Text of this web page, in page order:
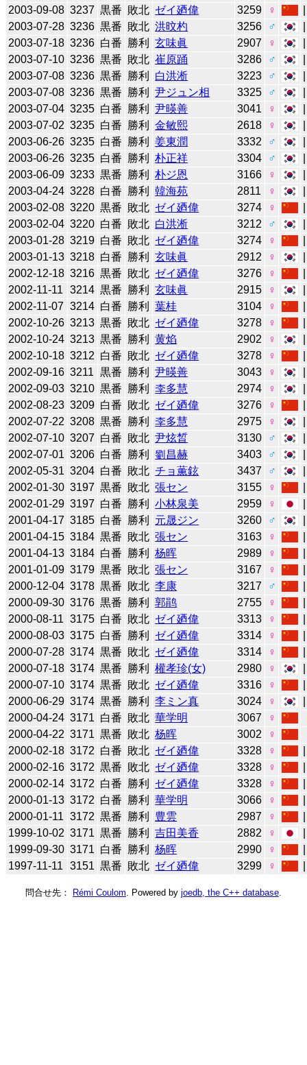
2003-09-08 3237 黒番 敗北 ゼイ廼偉 3259 ♀
2003-07-28 3236 黒番 敗北 洪旼杓 3256 ♂
2003-07-18 3236 白番 勝利 玄味眞 2907 ♀
2003-07-10 3236 黒番 敗北 崔原踊 3286 ♂
2003-07-08 3236 黒番 勝利 白洪淅 3223 ♂
2003-07-08 3236 黒番 勝利 尹ジュン相 3325 ♂
2003-07-04 3235 白番 勝利 尹暎善 3041 ♀
2003-07-02 3235 白番 勝利 金敏熙 2618 ♀
2003-06-26 3235 白番 勝利 姜東潤 3332 ♂
2003-06-26 3235 白番 勝利 朴正祥 3304 ♂
2003-06-09 3233 黒番 勝利 朴ジ恩 3166 ♀
2003-04-24 3228 白番 勝利 韓海苑 2811 ♀
2003-02-08 3220 黒番 敗北 ゼイ廼偉 3274 ♀
2003-02-04 3220 白番 敗北 白洪淅 3212 ♂
2003-01-28 3219 白番 敗北 ゼイ廼偉 3274 ♀
2003-01-13 3218 白番 勝利 玄味眞 2912 ♀
2002-12-18 3216 黒番 敗北 ゼイ廼偉 3276 ♀
2002-11-11
3214 黒番 勝利 玄味眞 2915 ♀
2002-11-07 3214 白番 勝利 葉桂 3104 ♀
2002-10-26 3213 黒番 敗北 ゼイ廼偉 3278 ♀
2002-10-24 3213 黒番 勝利 黄焰 2902 ♀
2002-10-18 3212 白番 敗北 ゼイ廼偉 3278 ♀
2002-09-16 3211 黒番 勝利 尹暎善 3043 ♀
2002-09-03 3210 黒番 勝利 李多慧 2974 ♀
2002-08-23 3209 白番 敗北 ゼイ廼偉 3276 ♀
2002-07-22 3208 黒番 勝利 李多慧 2975 ♀
2002-07-10 3207 白番 敗北 尹炫晳 3130 ♂
2002-07-01 3206 白番 勝利 劉昌赫 3403 ♂
2002-05-31 3204 白番 敗北 チョ薫鉉 3437 ♂
2002-01-30 3197 黒番 敗北 張セン 3155 ♀
2002-01-29 3197 白番 勝利 小林泉美 2959 ♀
2001-04-17 3185 白番 勝利 元晟ジン 3260 ♂
2001-04-15 3184 黒番 敗北 張セン 3163 ♀
2001-04-13 3184 白番 勝利 杨晖 2989 ♀
2001-01-09 3179 黒番 敗北 張セン 3167 ♀
2000-12-04 3178 黒番 敗北 李康 3217 ♂
2000-09-30 3176 黒番 勝利 郭鹃 2755 ♀
2000-08-11 3175 白番 敗北 ゼイ廼偉 3313 ♀
2000-08-03 3175 白番 勝利 ゼイ廼偉 3314 ♀
2000-07-28 3174 黒番 敗北 ゼイ廼偉 3314 ♀
2000-07-18 3174 黒番 勝利 權孝珍(女) 2980 ♀
2000-07-10 3174 黒番 敗北 ゼイ廼偉 3316 ♀
2000-06-29 3174 黒番 勝利 李ミン真 3024 ♀
2000-04-24 3171 白番 敗北 華学明 3067
♀
2000-04-22 3171 黒番 敗北 杨晖 3002
♀
2000-02-18 3172 白番 敗北 ゼイ廼偉 3328 ♀
2000-02-16 3172 黒番 敗北 ゼイ廼偉 3328 ♀
2000-02-14 3172 白番 勝利 ゼイ廼偉 3328 ♀
2000-01-13 3172 白番 勝利 華学明 3066 ♀
2000-01-11 3172 黒番 勝利 豊雲 2987 ♀
1999-10-02 3171 黒番 勝利 吉田美香 2882 ♀
1999-09-30 3171 白番 勝利 杨晖 2990 ♀
1997-11-11
3151 黒番 敗北 ゼイ廼偉 3299 ♀
問合せ先： Rémi Coulom . Powered by joedb, the C++ database